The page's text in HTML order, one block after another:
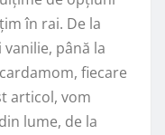
în rai. De la
până la
fiecare
articol, vom
lume, de la